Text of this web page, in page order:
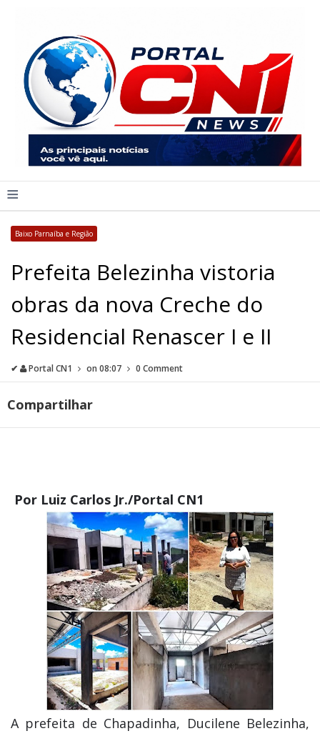
≡
Baixo Parnaíba e Região
Prefeita Belezinha vistoria
obras da nova Creche do
Residencial Renascer I e II
✔ Portal CN1 on 08:07 0 Comment
Compartilhar
Por Luiz Carlos Jr./Portal CN1
A prefeita de Chapadinha, Ducilene Belezinha,